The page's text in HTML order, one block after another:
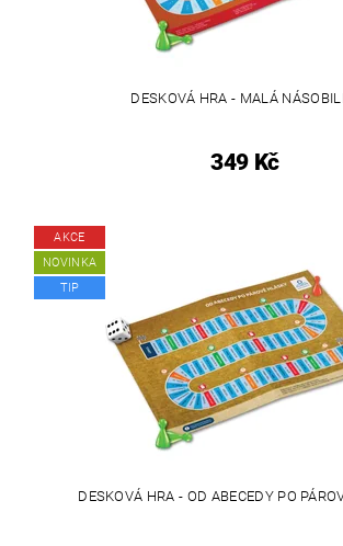
DESKOVÁ HRA - MALÁ
349 Kč
AKCE
NOVINKA
TIP
DESKOVÁ HRA - OD ABECEDY PO